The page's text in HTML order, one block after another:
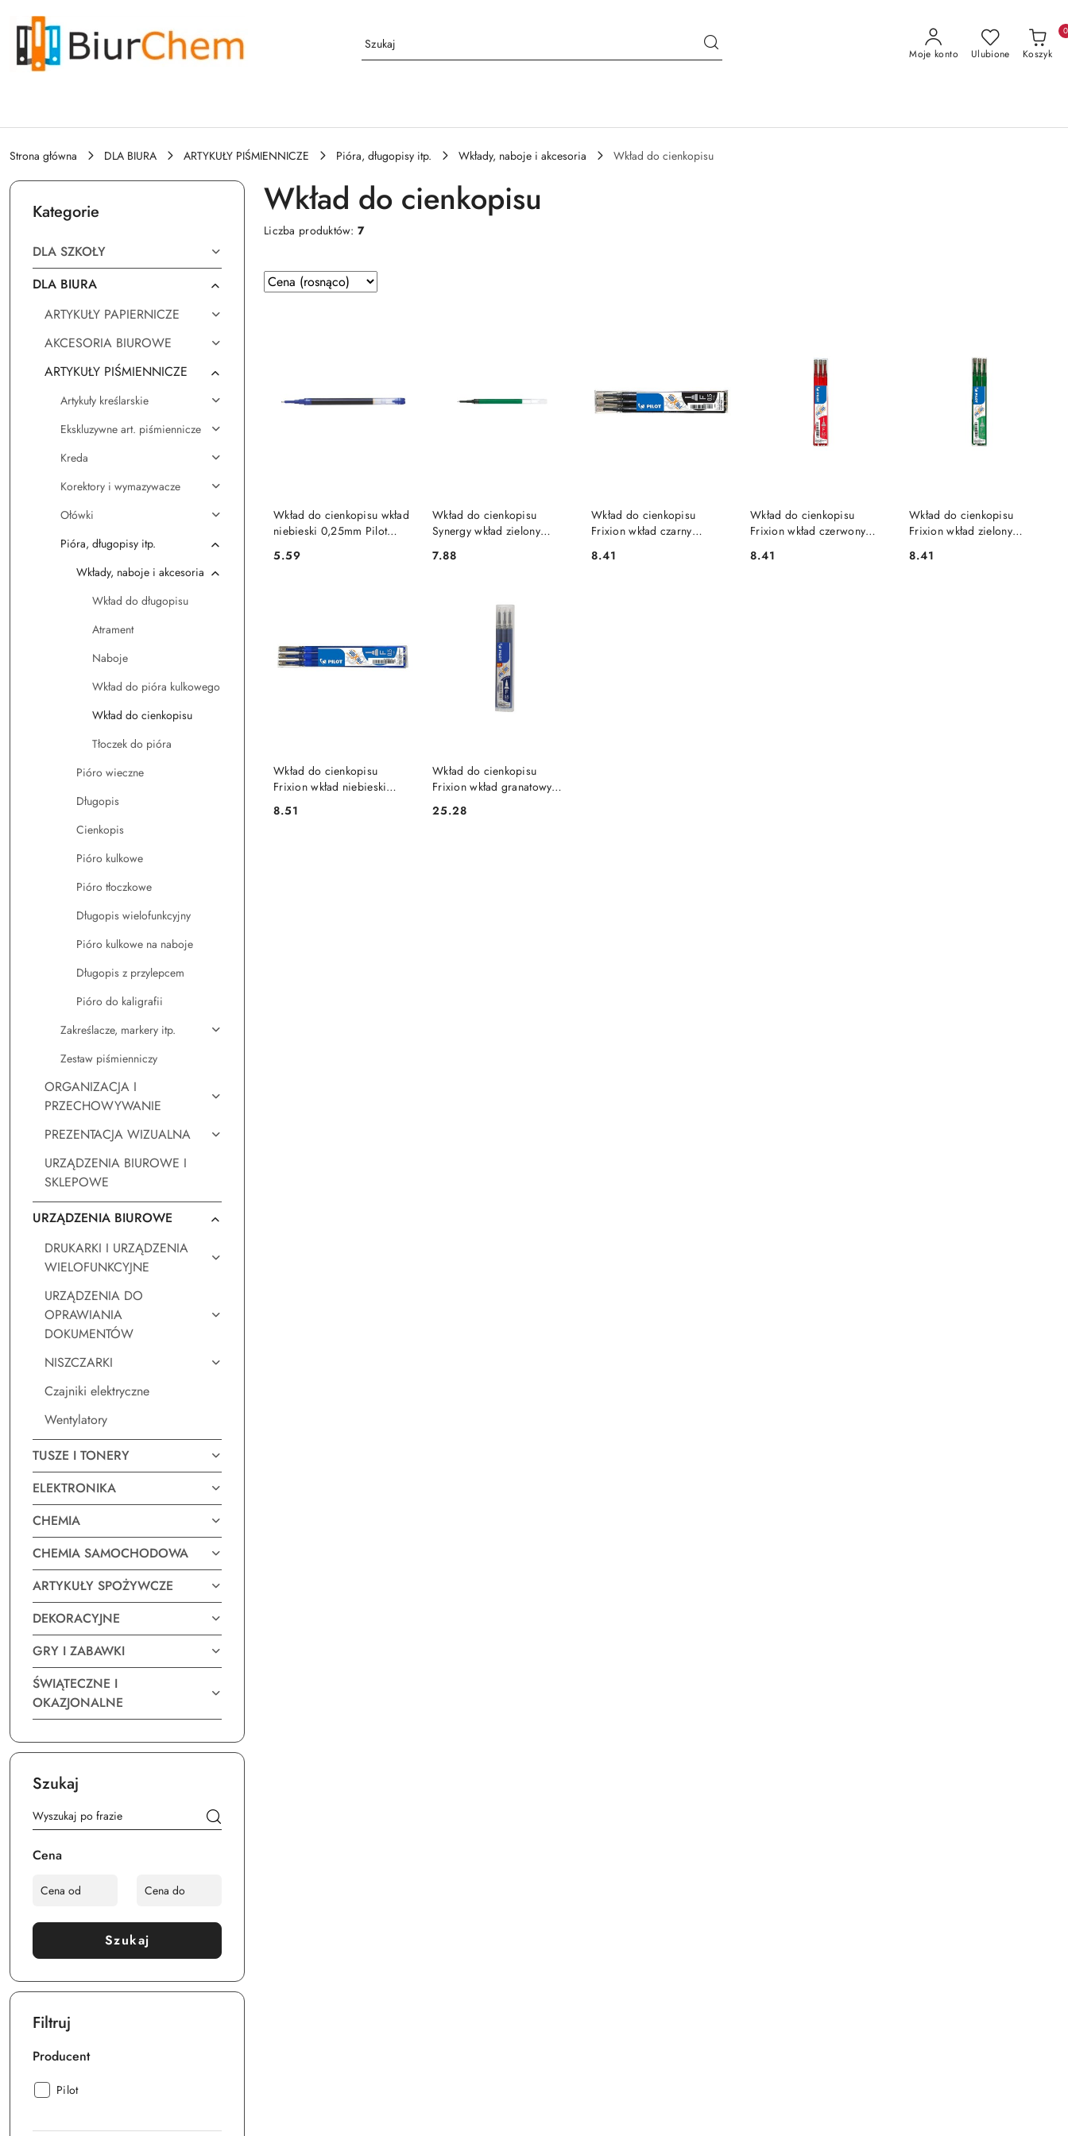
Przejdź do treści głównej
Przejdź do wyszukiwarki
Przejdź do moje konto
Przejdź do menu głównego
Przejdź do stopki
Moje konto Ulubione Koszyk
0
Strona główna DLA BIURA ARTYKUŁY PIŚMIENNICZE Pióra, długopisy itp. Wkłady, naboje i akcesoria Wkład do cienkopisu
Kategorie
DLA SZKOŁY
DLA BIURA
ARTYKUŁY PAPIERNICZE
AKCESORIA BIUROWE
ARTYKUŁY PIŚMIENNICZE
Artykuły kreślarskie
Ekskluzywne art. piśmiennicze
Kreda
Korektory i wymazywacze
Ołówki
Pióra, długopisy itp.
Wkłady, naboje i akcesoria
Wkład do długopisu
Atrament
Naboje
Wkład do pióra kulkowego
Wkład do cienkopisu
Tłoczek do pióra
Pióro wieczne
Długopis
Cienkopis
Pióro kulkowe
Pióro tłoczkowe
Długopis wielofunkcyjny
Pióro kulkowe na naboje
Długopis z przylepcem
Pióro do kaligrafii
Zakreślacze, markery itp.
Zestaw piśmienniczy
ORGANIZACJA I
PRZECHOWYWANIE
PREZENTACJA WIZUALNA
URZĄDZENIA BIUROWE I
SKLEPOWE
URZĄDZENIA BIUROWE
DRUKARKI I URZĄDZENIA
WIELOFUNKCYJNE
URZĄDZENIA DO
OPRAWIANIA
DOKUMENTÓW
NISZCZARKI
Czajniki elektryczne
Wentylatory
TUSZE I TONERY
ELEKTRONIKA
CHEMIA
CHEMIA SAMOCHODOWA
ARTYKUŁY SPOŻYWCZE
DEKORACYJNE
GRY I ZABAWKI
ŚWIĄTECZNE I
OKAZJONALNE
Szukaj
Cena
Szukaj
Filtruj
Producent
Producent:
Pilot
Wkład do cienkopisu
Liczba produktów:7
Zastosowano
sortowanie:
Sortuj
według
Wkład do cienkopisu wkład
niebieski 0,25mm Pilot
Cena:
5.59
DO KOSZYKA
Wkład do cienkopisu
Synergy wkład zielony
Cena:
7.88
DO KOSZYKA
Wkład do cienkopisu
Frixion wkład czarny
S4)
Cena:
8.41
DO KOSZYKA
Wkład do cienkopisu
Frixion wkład czerwony
S5)
Cena:
8.41
DO KOSZYKA
Wkład do cienkopisu
Frixion wkład zielony
S6)
Cena:
8.41
DO KOSZYKA
Wkład do cienkopisu
Frixion wkład niebieski
Cena:
8.51
DO KOSZYKA
Wkład do cienkopisu
Frixion wkład granatowy
BS3)
Cena:
25.28
DO KOSZYKA